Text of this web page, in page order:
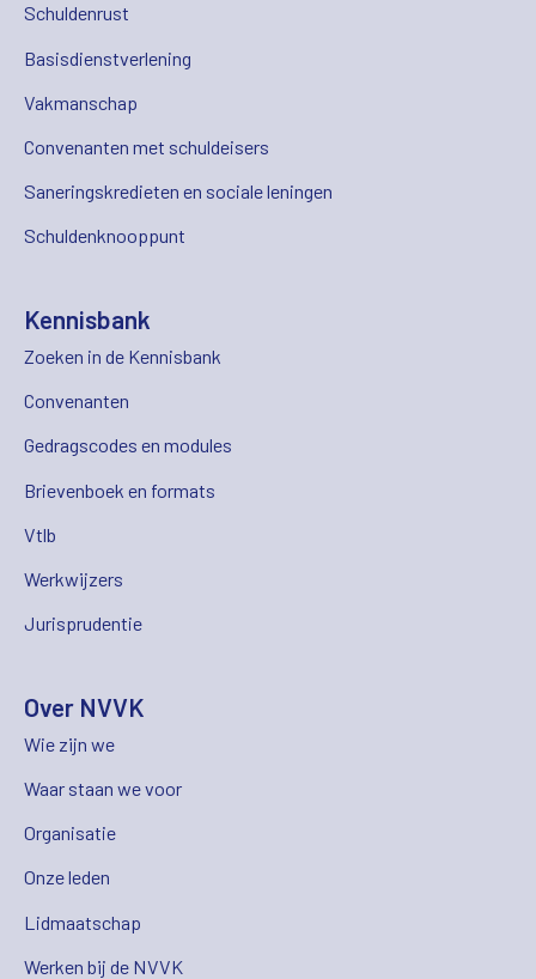
Schuldenrust
Basisdienstverlening
Vakmanschap
Convenanten met schuldeisers
Saneringskredieten en sociale leningen
Schuldenknooppunt
Kennisbank
Zoeken in de Kennisbank
Convenanten
Gedragscodes en modules
Brievenboek en formats
Vtlb
Werkwijzers
Jurisprudentie
Over NVVK
Wie zijn we
Waar staan we voor
Organisatie
Onze leden
Lidmaatschap
Werken bij de NVVK